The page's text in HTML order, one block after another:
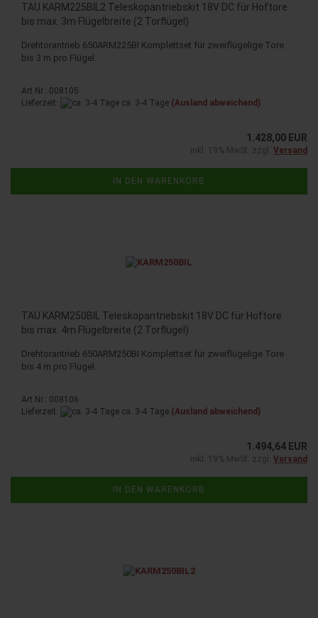
TAU KARM225BIL2 Teleskopantriebskit 18V DC für Hoftore
bis max. 3m Flügelbreite (2 Torflügel)
Drehtorantrieb 650ARM225BI Komplettset für zweiflügelige Tore
bis 3 m pro Flügel.
Art.Nr.: 008105
Lieferzeit:
ca. 3-4 Tage (Ausland abweichend)
1.428,00 EUR
inkl. 19% MwSt. zzgl. Versand
IN DEN WARENKORB
TAU KARM250BIL Teleskopantriebskit 18V DC für Hoftore
bis max. 4m Flügelbreite (2 Torflügel)
Drehtorantrieb 650ARM250BI Komplettset für zweiflügelige Tore
bis 4 m pro Flügel.
Art.Nr.: 008106
Lieferzeit:
ca. 3-4 Tage (Ausland abweichend)
1.494,64 EUR
inkl. 19% MwSt. zzgl. Versand
IN DEN WARENKORB